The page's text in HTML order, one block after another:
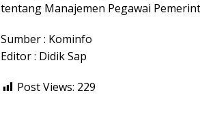
tentang Manajemen Pegawai
Sumber : Kominfo
Editor : Didik Sap
Post Views: 229